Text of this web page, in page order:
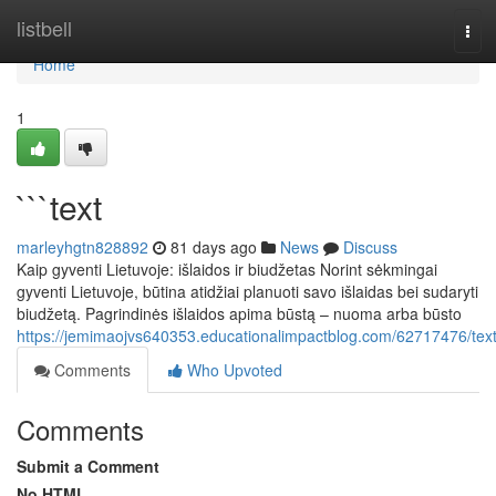
listbell
Home
Home
1
```text
marleyhgtn828892 81 days ago News
Discuss
Kaip gyventi Lietuvoje: išlaidos ir biudžetas Norint sėkmingai
gyventi Lietuvoje, būtina atidžiai planuoti savo išlaidas bei sudaryti
biudžetą. Pagrindinės išlaidos apima būstą – nuoma arba būsto
https://jemimaojvs640353.educationalimpactblog.com/62717476/text
Comments
Who Upvoted
Comments
Submit a Comment